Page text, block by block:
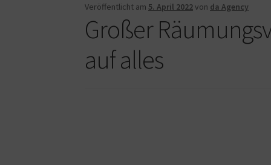
Veröffentlicht am5. April 2022von da Agency
Großer
auf alles